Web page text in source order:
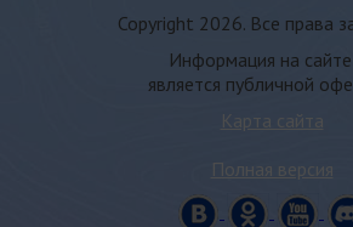
Copyright 2026. Все права
Информация на
является публичной
Карта сайта
Полная версия